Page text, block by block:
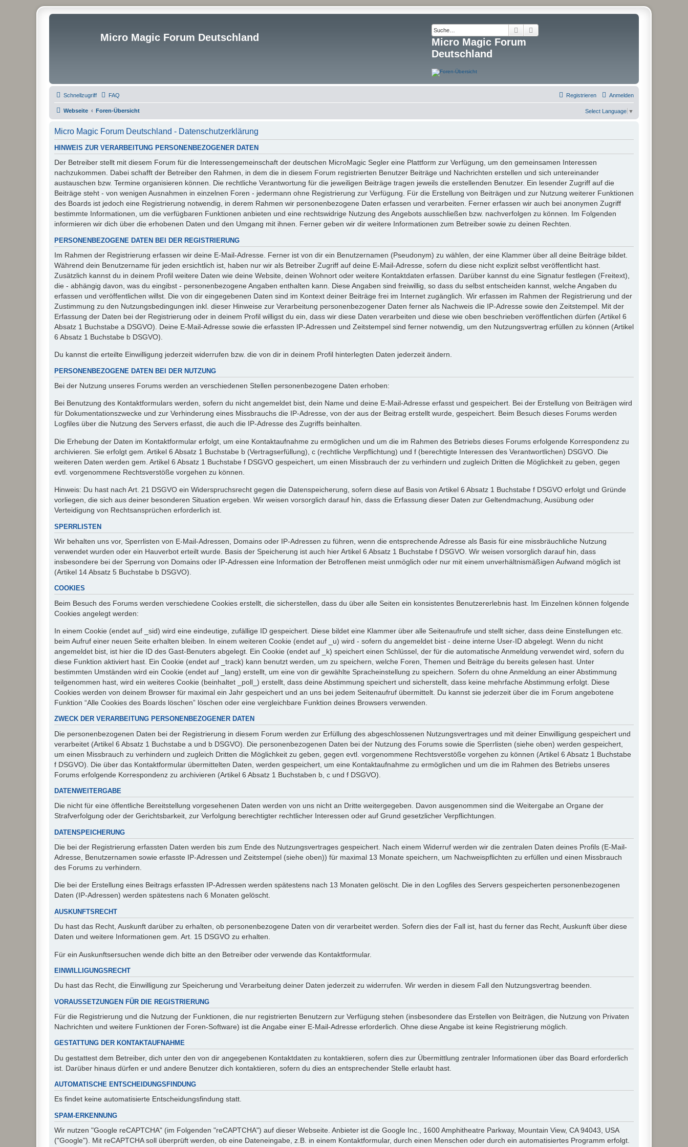
Micro Magic Forum Deutschland
Suche
Micro Magic Forum
Deutschland
Schnellzugriff FAQ Anmelden
Registrieren
Webseite Foren-Übersicht Select Language ▼
Micro Magic Forum Deutschland - Datenschutzerklärung
HINWEIS ZUR VERARBEITUNG PERSONENBEZOGENER DATEN
Der Betreiber stellt mit diesem Forum für die Interessengemeinschaft der deutschen MicroMagic Segler eine Plattform zur Verfügung, um den gemeinsamen Interessen
nachzukommen. Dabei schafft der Betreiber den Rahmen, in dem die in diesem Forum registrierten Benutzer Beiträge und Nachrichten erstellen und sich untereinander
austauschen bzw. Termine organisieren können. Die rechtliche Verantwortung für die jeweiligen Beiträge tragen jeweils die erstellenden Benutzer. Ein lesender Zugriff auf die
Beiträge steht - von wenigen Ausnahmen in einzelnen Foren - jedermann ohne Registrierung zur Verfügung. Für die Erstellung von Beiträgen und zur Nutzung weiterer Funktionen
des Boards ist jedoch eine Registrierung notwendig, in derem Rahmen wir personenbezogene Daten erfassen und verarbeiten. Ferner erfassen wir auch bei anonymen Zugriff
bestimmte Informationen, um die verfügbaren Funktionen anbieten und eine rechtswidrige Nutzung des Angebots ausschließen bzw. nachverfolgen zu können. Im Folgenden
informieren wir dich über die erhobenen Daten und den Umgang mit ihnen. Ferner geben wir dir weitere Informationen zum Betreiber sowie zu deinen Rechten.
PERSONENBEZOGENE DATEN BEI DER REGISTRIERUNG
Im Rahmen der Registrierung erfassen wir deine E-Mail-Adresse. Ferner ist von dir ein Benutzernamen (Pseudonym) zu wählen, der eine Klammer über all deine Beiträge bildet.
Während dein Benutzername für jeden ersichtlich ist, haben nur wir als Betreiber Zugriff auf deine E-Mail-Adresse, sofern du diese nicht explizit selbst veröffentlicht hast.
Zusätzlich kannst du in deinem Profil weitere Daten wie deine Website, deinen Wohnort oder weitere Kontaktdaten erfassen. Darüber kannst du eine Signatur festlegen (Freitext),
die - abhängig davon, was du eingibst - personenbezogene Angaben enthalten kann. Diese Angaben sind freiwillig, so dass du selbst entscheiden kannst, welche Angaben du
erfassen und veröffentlichen willst. Die von dir eingegebenen Daten sind im Kontext deiner Beiträge frei im Internet zugänglich. Wir erfassen im Rahmen der Registrierung und der
Zustimmung zu den Nutzungsbedingungen inkl. dieser Hinweise zur Verarbeitung personenbezogener Daten ferner als Nachweis die IP-Adresse sowie den Zeitstempel. Mit der
Erfassung der Daten bei der Registrierung oder in deinem Profil willigst du ein, dass wir diese Daten verarbeiten und diese wie oben beschrieben veröffentlichen dürfen (Artikel 6
Absatz 1 Buchstabe a DSGVO). Deine E-Mail-Adresse sowie die erfassten IP-Adressen und Zeitstempel sind ferner notwendig, um den Nutzungsvertrag erfüllen zu können (Artikel
6 Absatz 1 Buchstabe b DSGVO).
Du kannst die erteilte Einwilligung jederzeit widerrufen bzw. die von dir in deinem Profil hinterlegten Daten jederzeit ändern.
PERSONENBEZOGENE DATEN BEI DER NUTZUNG
Bei der Nutzung unseres Forums werden an verschiedenen Stellen personenbezogene Daten erhoben:
Bei Benutzung des Kontaktformulars werden, sofern du nicht angemeldet bist, dein Name und deine E-Mail-Adresse erfasst und gespeichert. Bei der Erstellung von Beiträgen wird
für Dokumentationszwecke und zur Verhinderung eines Missbrauchs die IP-Adresse, von der aus der Beitrag erstellt wurde, gespeichert. Beim Besuch dieses Forums werden
Logfiles über die Nutzung des Servers erfasst, die auch die IP-Adresse des Zugriffs beinhalten.
Die Erhebung der Daten im Kontaktformular erfolgt, um eine Kontaktaufnahme zu ermöglichen und um die im Rahmen des Betriebs dieses Forums erfolgende Korrespondenz zu
archivieren. Sie erfolgt gem. Artikel 6 Absatz 1 Buchstabe b (Vertragserfüllung), c (rechtliche Verpflichtung) und f (berechtigte Interessen des Verantwortlichen) DSGVO. Die
weiteren Daten werden gem. Artikel 6 Absatz 1 Buchstabe f DSGVO gespeichert, um einen Missbrauch der zu verhindern und zugleich Dritten die Möglichkeit zu geben, gegen
evtl. vorgenommene Rechtsverstöße vorgehen zu können.
Hinweis: Du hast nach Art. 21 DSGVO ein Widerspruchsrecht gegen die Datenspeicherung, sofern diese auf Basis von Artikel 6 Absatz 1 Buchstabe f DSGVO erfolgt und Gründe
vorliegen, die sich aus deiner besonderen Situation ergeben. Wir weisen vorsorglich darauf hin, dass die Erfassung dieser Daten zur Geltendmachung, Ausübung oder
Verteidigung von Rechtsansprüchen erforderlich ist.
SPERRLISTEN
Wir behalten uns vor, Sperrlisten von E-Mail-Adressen, Domains oder IP-Adressen zu führen, wenn die entsprechende Adresse als Basis für eine missbräuchliche Nutzung
verwendet wurden oder ein Hauverbot erteilt wurde. Basis der Speicherung ist auch hier Artikel 6 Absatz 1 Buchstabe f DSGVO. Wir weisen vorsorglich darauf hin, dass
insbesondere bei der Sperrung von Domains oder IP-Adressen eine Information der Betroffenen meist unmöglich oder nur mit einem unverhältnismäßigen Aufwand möglich ist
(Artikel 14 Absatz 5 Buchstabe b DSGVO).
COOKIES
Beim Besuch des Forums werden verschiedene Cookies erstellt, die sicherstellen, dass du über alle Seiten ein konsistentes Benutzererlebnis hast. Im Einzelnen können folgende
Cookies angelegt werden:
In einem Cookie (endet auf _sid) wird eine eindeutige, zufällige ID gespeichert. Diese bildet eine Klammer über alle Seitenaufrufe und stellt sicher, dass deine Einstellungen etc.
beim Aufruf einer neuen Seite erhalten bleiben. In einem weiteren Cookie (endet auf _u) wird - sofern du angemeldet bist - deine interne User-ID abgelegt. Wenn du nicht
angemeldet bist, ist hier die ID des Gast-Benuters abgelegt. Ein Cookie (endet auf _k) speichert einen Schlüssel, der für die automatische Anmeldung verwendet wird, sofern du
diese Funktion aktiviert hast. Ein Cookie (endet auf _track) kann benutzt werden, um zu speichern, welche Foren, Themen und Beiträge du bereits gelesen hast. Unter
bestimmten Umständen wird ein Cookie (endet auf _lang) erstellt, um eine von dir gewählte Spracheinstellung zu speichern. Sofern du ohne Anmeldung an einer Abstimmung
teilgenommen hast, wird ein weiteres Cookie (beinhaltet _poll_) erstellt, dass deine Abstimmung speichert und sicherstellt, dass keine mehrfache Abstimmung erfolgt. Diese
Cookies werden von deinem Browser für maximal ein Jahr gespeichert und an uns bei jedem Seitenaufruf übermittelt. Du kannst sie jederzeit über die im Forum angebotene
Funktion “Alle Cookies des Boards löschen” löschen oder eine vergleichbare Funktion deines Browsers verwenden.
ZWECK DER VERARBEITUNG PERSONENBEZOGENER DATEN
Die personenbezogenen Daten bei der Registrierung in diesem Forum werden zur Erfüllung des abgeschlossenen Nutzungsvertrages und mit deiner Einwilligung gespeichert und
verarbeitet (Artikel 6 Absatz 1 Buchstabe a und b DSGVO). Die personenbezogenen Daten bei der Nutzung des Forums sowie die Sperrlisten (siehe oben) werden gespeichert,
um einen Missbrauch zu verhindern und zugleich Dritten die Möglichkeit zu geben, gegen evtl. vorgenommene Rechtsverstöße vorgehen zu können (Artikel 6 Absatz 1 Buchstabe
f DSGVO). Die über das Kontaktformular übermittelten Daten, werden gespeichert, um eine Kontaktaufnahme zu ermöglichen und um die im Rahmen des Betriebs unseres
Forums erfolgende Korrespondenz zu archivieren (Artikel 6 Absatz 1 Buchstaben b, c und f DSGVO).
DATENWEITERGABE
Die nicht für eine öffentliche Bereitstellung vorgesehenen Daten werden von uns nicht an Dritte weitergegeben. Davon ausgenommen sind die Weitergabe an Organe der
Strafverfolgung oder der Gerichtsbarkeit, zur Verfolgung berechtigter rechtlicher Interessen oder auf Grund gesetzlicher Verpflichtungen.
DATENSPEICHERUNG
Die bei der Registrierung erfassten Daten werden bis zum Ende des Nutzungsvertrages gespeichert. Nach einem Widerruf werden wir die zentralen Daten deines Profils (E-Mail-
Adresse, Benutzernamen sowie erfasste IP-Adressen und Zeitstempel (siehe oben)) für maximal 13 Monate speichern, um Nachweispflichten zu erfüllen und einen Missbrauch
des Forums zu verhindern.
Die bei der Erstellung eines Beitrags erfassten IP-Adressen werden spätestens nach 13 Monaten gelöscht. Die in den Logfiles des Servers gespeicherten personenbezogenen
Daten (IP-Adressen) werden spätestens nach 6 Monaten gelöscht.
AUSKUNFTSRECHT
Du hast das Recht, Auskunft darüber zu erhalten, ob personenbezogene Daten von dir verarbeitet werden. Sofern dies der Fall ist, hast du ferner das Recht, Auskunft über diese
Daten und weitere Informationen gem. Art. 15 DSGVO zu erhalten.
Für ein Auskunftsersuchen wende dich bitte an den Betreiber oder verwende das Kontaktformular.
EINWILLIGUNGSRECHT
Du hast das Recht, die Einwilligung zur Speicherung und Verarbeitung deiner Daten jederzeit zu widerrufen. Wir werden in diesem Fall den Nutzungsvertrag beenden.
VORAUSSETZUNGEN FÜR DIE REGISTRIERUNG
Für die Registrierung und die Nutzung der Funktionen, die nur registrierten Benutzern zur Verfügung stehen (insbesondere das Erstellen von Beiträgen, die Nutzung von Privaten
Nachrichten und weitere Funktionen der Foren-Software) ist die Angabe einer E-Mail-Adresse erforderlich. Ohne diese Angabe ist keine Registrierung möglich.
GESTATTUNG DER KONTAKTAUFNAHME
Du gestattest dem Betreiber, dich unter den von dir angegebenen Kontaktdaten zu kontaktieren, sofern dies zur Übermittlung zentraler Informationen über das Board erforderlich
ist. Darüber hinaus dürfen er und andere Benutzer dich kontaktieren, sofern du dies an entsprechender Stelle erlaubt hast.
AUTOMATISCHE ENTSCHEIDUNGSFINDUNG
Es findet keine automatisierte Entscheidungsfindung statt.
SPAM-ERKENNUNG
Wir nutzen "Google reCAPTCHA" (im Folgenden "reCAPTCHA") auf dieser Webseite. Anbieter ist die Google Inc., 1600 Amphitheatre Parkway, Mountain View, CA 94043, USA
("Google"). Mit reCAPTCHA soll überprüft werden, ob eine Dateneingabe, z.B. in einem Kontaktformular, durch einen Menschen oder durch ein automatisiertes Programm erfolgt.